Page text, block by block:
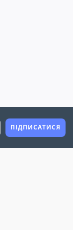
ПІДПИСАТИСЯ